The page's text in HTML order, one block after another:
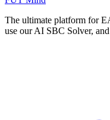
The ultimate platform for
use our AI SBC Solver,